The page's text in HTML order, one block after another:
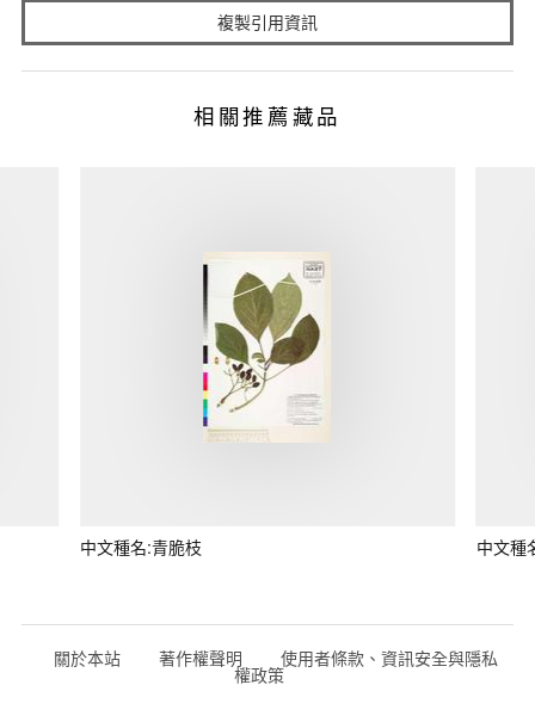
複製引用資訊
相關推薦藏品
中文種名:青脆枝 中文種
關於本站 著作權聲明 使用者條款、資訊安全與隱私
權政策